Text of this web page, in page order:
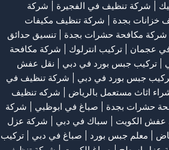
شركة تنظيف في الفجيرة
شركة
خزانات بجدة
شركة تنظيف مكيفات
شركة مكافحة حشرات بجدة
تنسيق حدائق
عجمان | تركيب انترلوك | شركة مكافحة
تركيب جبس بورد في دبي
نقل عفش
جبس بورد في دبي
شركة تنظيف في
اثاث مستعمل بالرياض
شركه تنظيف
حشرات بجدة صباغ في ابوظبي
شركة
عفش الكويت | سباك في دبي | شركة عزل
معلم جبس بورد صباغ في دبي
تركيب